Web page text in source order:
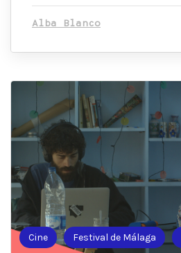
Alba Blanco
Cine Festival de Málaga